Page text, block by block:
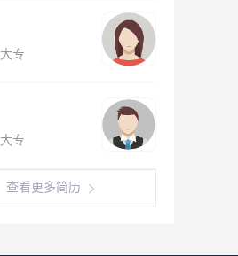
大专
大专
查看更多简历